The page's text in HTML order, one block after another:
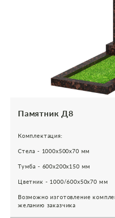
Памятник Д8
Комплектация:
Стела - 1000х500х70 мм
Тумба - 600х200х150 мм
Цветник - 1000/600х50х70 мм
Возможно изготовление
желанию заказчика